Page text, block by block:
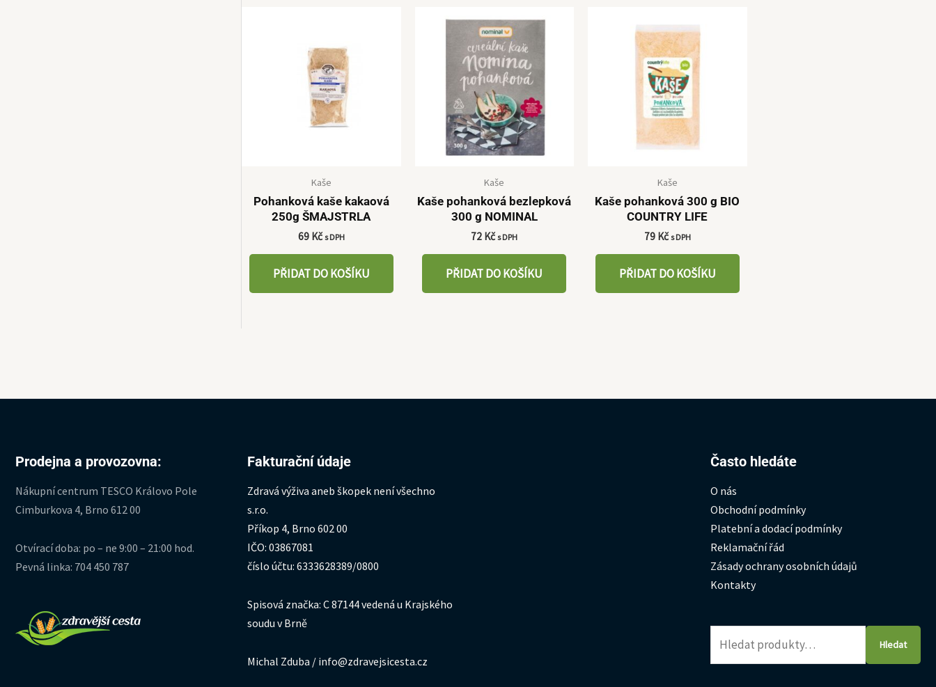
Kaše
Pohanková kaše kakaová
250g ŠMAJSTRLA
69 Kč s DPH
PŘIDAT DO KOŠÍKU
Kaše
Kaše pohanková bezlepková
300 g NOMINAL
72 Kč s DPH
PŘIDAT DO KOŠÍKU
Kaše
Kaše pohanková 300 g BIO
COUNTRY LIFE
79 Kč s DPH
PŘIDAT DO KOŠÍKU
Prodejna a provozovna:
Nákupní centrum TESCO Královo Pole
Cimburkova 4, Brno 612 00
Otvírací doba: po – ne 9:00 – 21:00 hod.
Pevná linka: 704 450 787
Fakturační údaje
Zdravá výživa aneb škopek není všechno
s.r.o.
Příkop 4, Brno 602 00
IČO: 03867081
číslo účtu: 6333628389/0800
Spisová značka: C 87144 vedená u Krajského
soudu v Brně
Michal Zduba / info@zdravejsicesta.cz
Často hledáte
O nás
Obchodní podmínky
Platební a dodací podmínky
Reklamační řád
Zásady ochrany osobních údajů
Kontakty
Hledat:
Hledat